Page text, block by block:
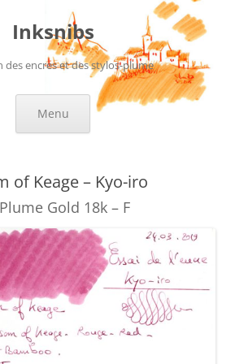
Inksnibs
des encres et des stylos-plume
Menu
of Keage – Kyo-iro
Gold 18k – F